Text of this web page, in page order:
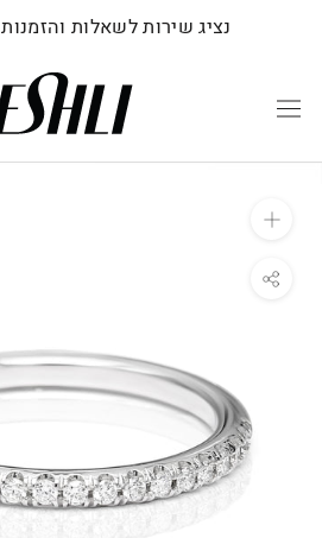
נציג שירות לשאלות והזמנות 058-5555778